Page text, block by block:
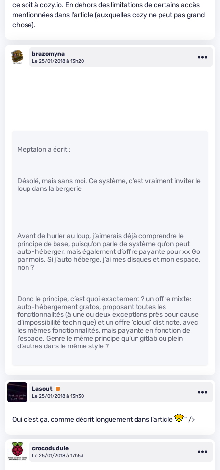
ce soit à cozy.io. En dehors des limitations de certains accès
mentionnées dans l’article (auxquelles cozy ne peut pas grand
chose).
brazomyna
Le 25/01/2018 à 13h20
Meptalon a écrit :
Désolé, mais sans moi. Ce système, c’est vraiment inviter le
loup dans la bergerie
Avant de hurler au loup, j’aimerais déjà comprendre le
principe de base, puisqu’on parle de système qu’on peut
auto-héberger, mais également d’offre payante pour xx Go
par mois. Si j’auto héberge, j’ai mes disques et mon espace,
non ?
Donc le principe, c’est quoi exactement ? un offre mixte:
auto-hébergement gratos, proposant toutes les
fonctionnalités (à une ou deux exceptions près pour cause
d’impossibilité technique) et un offre ‘cloud’ distincte, avec
les mêmes fonctionnalités, mais payante en fonction de
l’espace. Genre le même principe qu’un gitlab ou plein
d’autres dans le même style ?
Lasout Premium
Le 25/01/2018 à 13h30
Oui c’est ça, comme décrit longuement dans l’article " />
crocodudule
Le 25/01/2018 à 17h53